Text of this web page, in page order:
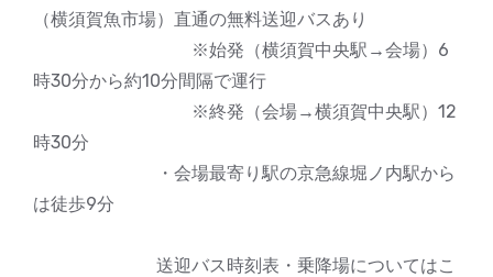
（横須賀魚市場）直通の無料送迎バスあり
※始発（横須賀中央駅→会場）6
時30分から約10分間隔で運行
※終発（会場→横須賀中央駅）12
時30分
・会場最寄り駅の京急線堀ノ内駅から
は徒歩9分
送迎バス時刻表・乗降場についてはこ